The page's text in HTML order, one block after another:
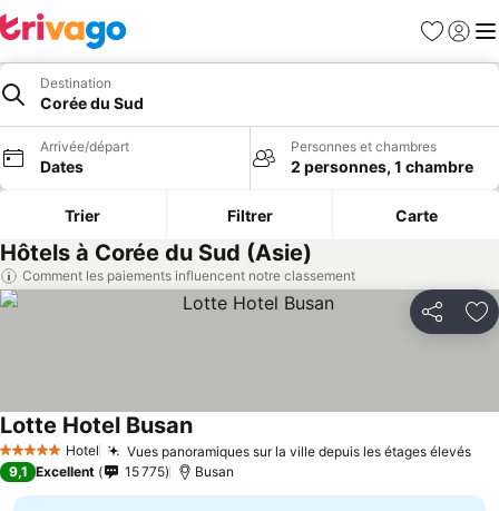
Favoris
Se
Destination
Corée du Sud
Arrivée/départ
Dates
Personnes et chambres
2 personnes, 1 chambre
Trier Filtrer Carte
Hôtels à Corée du Sud (Asie)
Comment les paiements influencent notre classement
Partager
5 Étoiles Hotel Vues panoramiques sur la ville depuis les étages élevés
Lotte Hotel BusanConsulter les prix
9,1 Excellent 15 775 Busan